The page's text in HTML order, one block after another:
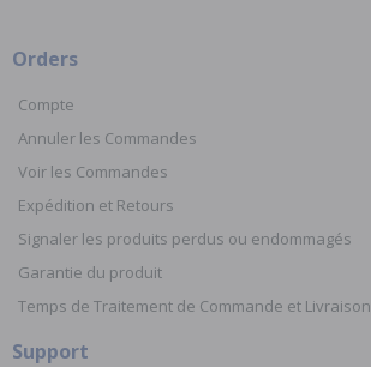
Orders
Compte
Annuler les Commandes
Voir les Commandes
Expédition et Retours
Signaler les produits perdus ou endommagés
Garantie du produit
Temps de Traitement de Commande et Livraison
Support